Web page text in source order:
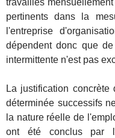
pertinents dans la
l'entreprise
dépendent donc que
intermittente n'est pas
La justification
déterminée successifs
la nature réelle de
ont été conclus par